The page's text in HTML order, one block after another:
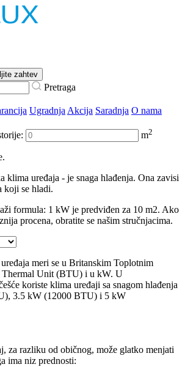
zahtev
Pretraga
Ugradnja Akcija Saradnja O nama
m2
klima uređaja - je snaga hlađenja. Ona zavisi
koji se hladi.
formula: 1 kW je predviđen za 10 m2. Ako
procena, obratite se našim stručnjacima.
meri se u Britanskim Toplotnim
Unit (BTU) i u kW. U
koriste klima uređaji sa snagom hlađenja
3.5 kW (12000 BTU) i 5 kW
za razliku od običnog, može glatko menjati
ima niz prednosti: